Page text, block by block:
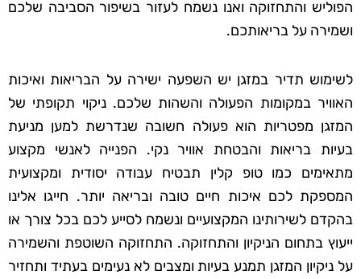
הפוליש והתחזוקה ואנו נשמח לעזור בשיפור הסביבה שלכם
ושמירה על בריאותכם.
לשימוש תדיר במזגן יש השפעה ישירה על הבריאות ואיכות
האוויר במקומות הפעולה והשהות שלכם. ניקוי תקופתי של
המזגן מפטריות הוא פעולה חשובה שנדרשת למען מניעת
בעיות בריאות והבטחת אוויר נקי. הפנייה לאנשי מקצוע
מתאימים כמו טופ קלין תבטיח עבודה יסודית ומקצועית
המספקת לכם איכות חיים טובה ובריאה יותר. חייגו אלינו
בהקדם לשירותינו המקצועיים ונשמח לסייע לכם בכל צורך או
ייעוץ בתחום הניקיון והתחזוקה. התחזוקה השוטפת והשמירה
על ניקיון המזגן תמנע בעיות ומצבים לא נעימים בעתיד ותחזיר